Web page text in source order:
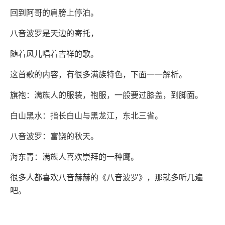
回到阿哥的肩膀上停泊。
八音波罗是天边的寄托，
随着风儿唱着吉祥的歌。
这首歌的内容，有很多满族特色，下面一一解析。
旗袍：满族人的服装，袍服，一般要过膝盖，到脚面。
白山黑水：指长白山与黑龙江，东北三省。
八音波罗：富饶的秋天。
海东青：满族人喜欢崇拜的一种鹰。
很多人都喜欢八音赫赫的《八音波罗》，那就多听几遍
吧。